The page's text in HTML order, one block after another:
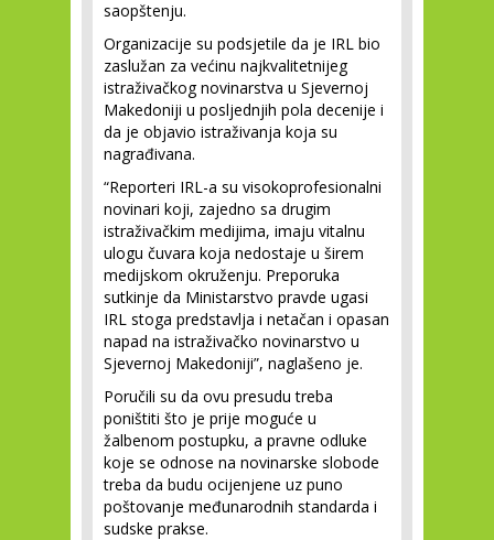
saopštenju.
Organizacije su podsjetile da je IRL bio
zaslužan za većinu najkvalitetnijeg
istraživačkog novinarstva u Sjevernoj
Makedoniji u posljednjih pola decenije i
da je objavio istraživanja koja su
nagrađivana.
“Reporteri IRL-a su visokoprofesionalni
novinari koji, zajedno sa drugim
istraživačkim medijima, imaju vitalnu
ulogu čuvara koja nedostaje u širem
medijskom okruženju. Preporuka
sutkinje da Ministarstvo pravde ugasi
IRL stoga predstavlja i netačan i opasan
napad na istraživačko novinarstvo u
Sjevernoj Makedoniji”, naglašeno je.
Poručili su da ovu presudu treba
poništiti što je prije moguće u
žalbenom postupku, a pravne odluke
koje se odnose na novinarske slobode
treba da budu ocijenjene uz puno
poštovanje međunarodnih standarda i
sudske prakse.